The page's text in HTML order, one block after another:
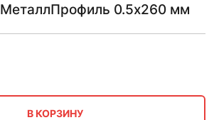
МеталлПрофиль 0.5х260 мм
В КОРЗИНУ